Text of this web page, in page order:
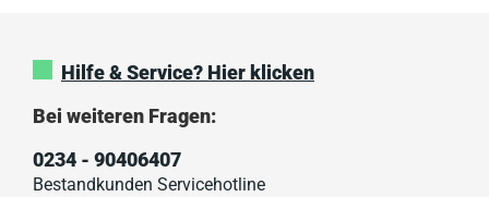
Hilfe & Service? Hier klicken
Bei weiteren Fragen:
0234 - 90406407
Bestandkunden Servicehotline